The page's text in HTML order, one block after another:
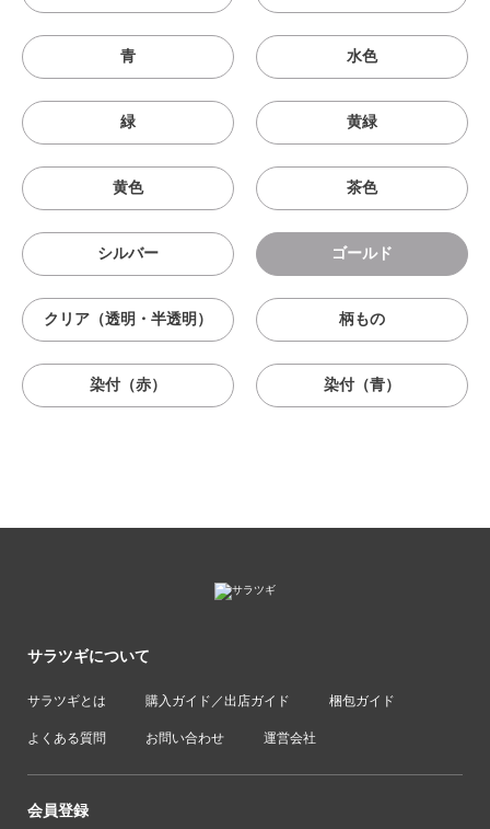
青 水色
緑 黄緑
黄色 茶色
シルバー ゴールド
クリア（透明・半透明） 柄もの
染付（赤） 染付（青）
サラツギについて
サラツギとは 購入ガイド／出店ガイド 梱包ガイド
よくある質問 お問い合わせ 運営会社
会員登録